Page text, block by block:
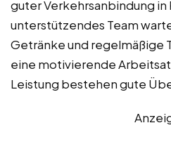
guter Verkehrsanbindung in
unterstützendes Team
Getränke und regelmäßige
eine motivierende
Leistung bestehen gute